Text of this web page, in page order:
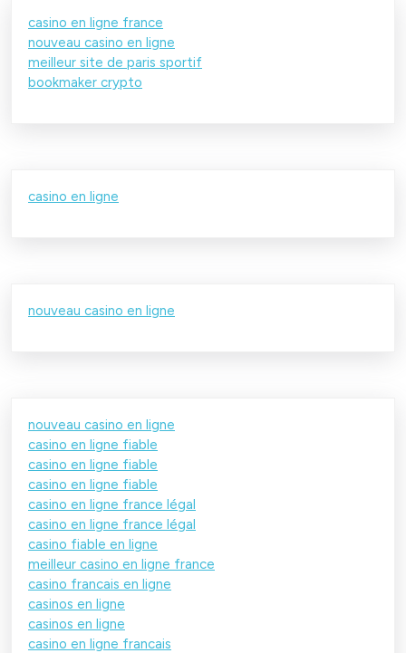
casino en ligne france
nouveau casino en ligne
meilleur site de paris sportif
bookmaker crypto
casino en ligne
nouveau casino en ligne
nouveau casino en ligne
casino en ligne fiable
casino en ligne fiable
casino en ligne fiable
casino en ligne france légal
casino en ligne france légal
casino fiable en ligne
meilleur casino en ligne france
casino francais en ligne
casinos en ligne
casinos en ligne
casino en ligne francais